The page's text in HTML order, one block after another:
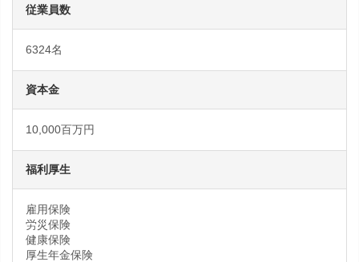
従業員数
6324名
資本金
10,000百万円
福利厚生
雇用保険
労災保険
健康保険
厚生年金保険